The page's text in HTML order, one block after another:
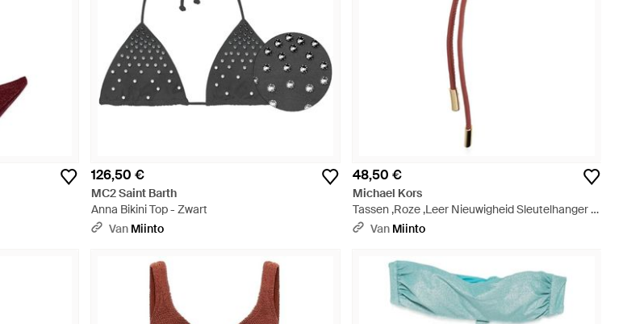
126,50 €
MC2 Saint Barth
Anna Bikini Top - Zwart
Van Miinto
48,50 €
Michael Kors
Tassen ,Roze ,Leer Nieuwigheid Sleutelhanger -
RoodVan Miinto